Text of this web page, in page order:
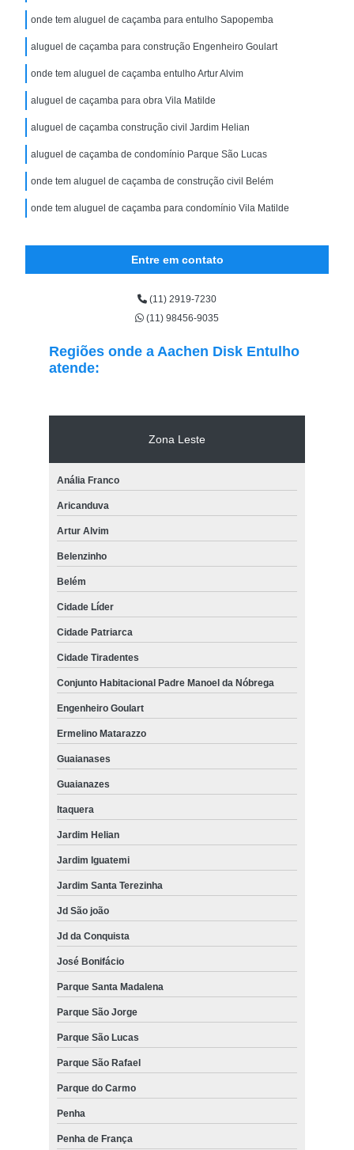
onde tem aluguel de caçamba para entulho Sapopemba
aluguel de caçamba para construção Engenheiro Goulart
onde tem aluguel de caçamba entulho Artur Alvim
aluguel de caçamba para obra Vila Matilde
aluguel de caçamba construção civil Jardim Helian
aluguel de caçamba de condomínio Parque São Lucas
onde tem aluguel de caçamba de construção civil Belém
onde tem aluguel de caçamba para condomínio Vila Matilde
Entre em contato
(11) 2919-7230
(11) 98456-9035
Regiões onde a Aachen Disk Entulho
atende:
Zona Leste
Anália Franco
Aricanduva
Artur Alvim
Belenzinho
Belém
Cidade Líder
Cidade Patriarca
Cidade Tiradentes
Conjunto Habitacional Padre Manoel da Nóbrega
Engenheiro Goulart
Ermelino Matarazzo
Guaianases
Guaianazes
Itaquera
Jardim Helian
Jardim Iguatemi
Jardim Santa Terezinha
Jd São joão
Jd da Conquista
José Bonifácio
Parque Santa Madalena
Parque São Jorge
Parque São Lucas
Parque São Rafael
Parque do Carmo
Penha
Penha de França